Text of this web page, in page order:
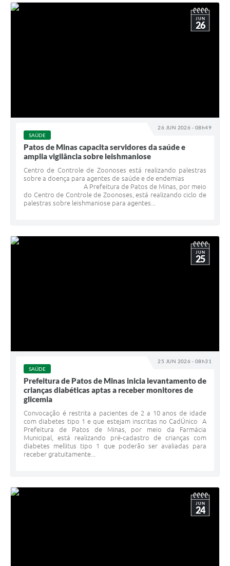
26 JUN 2026 - 08h49
JUN
26
SAÚDE
Patos de Minas capacita servidores da saúde e
amplia vigilância sobre leishmaniose
Centro de Controle de Zoonoses está realizando palestras
sobre a doença para agentes de saúde e de endemias
A Prefeitura de Patos de Minas, por meio
do Centro de Controle de Zoonoses, está realizando ciclo de
palestras sobre leishmaniose para agentes...
25 JUN 2026 - 08h31
JUN
25
SAÚDE
Prefeitura de Patos de Minas inicia levantamento de
crianças diabéticas aptas a receber monitores de
glicemia
Convocação é restrita a pacientes de 2 a 10 anos de idade
com diabetes tipo 1 e que estejam inscritas no CadÚnico A
Prefeitura de Patos de Minas, por meio da Farmácia
Municipal, está realizando pré-cadastro de crianças com
diabetes mellitus tipo 1 que poderão ser avaliadas para
receber gratuitamente...
JUN
24